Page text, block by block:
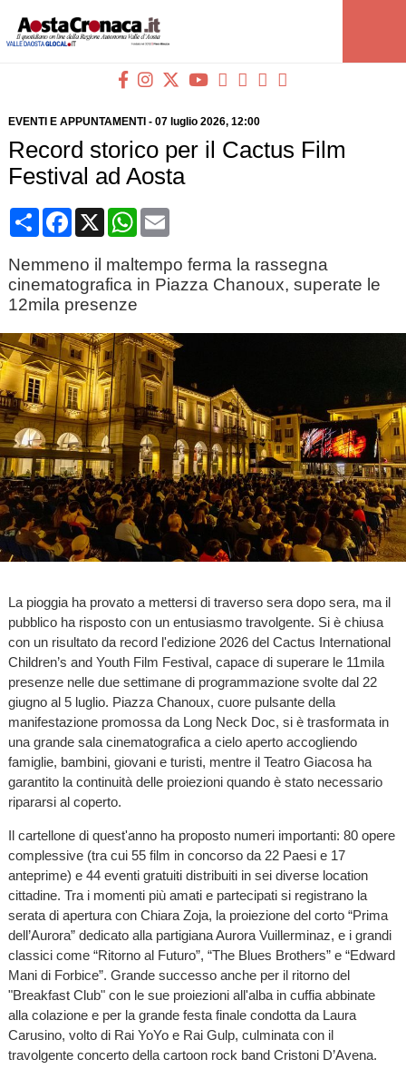
EVENTI E APPUNTAMENTI - 07 luglio 2026, 12:00
Record storico per il Cactus Film
Festival ad Aosta
CondividiFacebook
X WhatsApp
Email
Nemmeno il maltempo ferma la rassegna
cinematografica in Piazza Chanoux, superate le
12mila presenze
La pioggia ha provato a mettersi di traverso sera dopo sera, ma il
pubblico ha risposto con un entusiasmo travolgente. Si è chiusa
con un risultato da record l'edizione 2026 del Cactus International
Children’s and Youth Film Festival, capace di superare le 11mila
presenze nelle due settimane di programmazione svolte dal 22
giugno al 5 luglio. Piazza Chanoux, cuore pulsante della
manifestazione promossa da Long Neck Doc, si è trasformata in
una grande sala cinematografica a cielo aperto accogliendo
famiglie, bambini, giovani e turisti, mentre il Teatro Giacosa ha
garantito la continuità delle proiezioni quando è stato necessario
ripararsi al coperto.
Il cartellone di quest'anno ha proposto numeri importanti: 80 opere
complessive (tra cui 55 film in concorso da 22 Paesi e 17
anteprime) e 44 eventi gratuiti distribuiti in sei diverse location
cittadine. Tra i momenti più amati e partecipati si registrano la
serata di apertura con Chiara Zoja, la proiezione del corto “Prima
dell’Aurora” dedicato alla partigiana Aurora Vuillerminaz, e i grandi
classici come “Ritorno al Futuro”, “The Blues Brothers” e “Edward
Mani di Forbice”. Grande successo anche per il ritorno del
"Breakfast Club" con le sue proiezioni all'alba in cuffia abbinate
alla colazione e per la grande festa finale condotta da Laura
Carusino, volto di Rai YoYo e Rai Gulp, culminata con il
travolgente concerto della cartoon rock band Cristoni D’Avena.